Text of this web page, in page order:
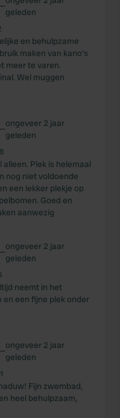
geleden
en behulpzame
maken van kano's
meer te varen.
Wel muggen
ongeveer 2 jaar
geleden
Plek is helemaal
nog niet voldoende
een lekker plekje op
Goed en
aanwezig
ongeveer 2 jaar
geleden
neemt in het
een fijne plek onder
ongeveer 2 jaar
geleden
Fijn zwembad,
heel behulpzaam,